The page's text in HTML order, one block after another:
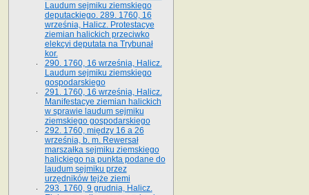
Laudum sejmiku ziemskiego
deputackiego. 289. 1760, 16
września, Halicz. Protestacye
ziemian halickich przeciwko
elekcyi deputata na Trybunał
kor.
290. 1760, 16 września, Halicz.
Laudum sejmiku ziemskiego
gospodarskiego
291. 1760, 16 września, Halicz.
Manifestacye ziemian halickich
w sprawie laudum sejmiku
ziemskiego gospodarskiego
292. 1760, między 16 a 26
września, b. m. Rewersał
marszałka sejmiku ziemskiego
halickiego na punkta podane do
laudum sejmiku przez
urzędników tejże ziemi
293. 1760, 9 grudnia, Halicz.